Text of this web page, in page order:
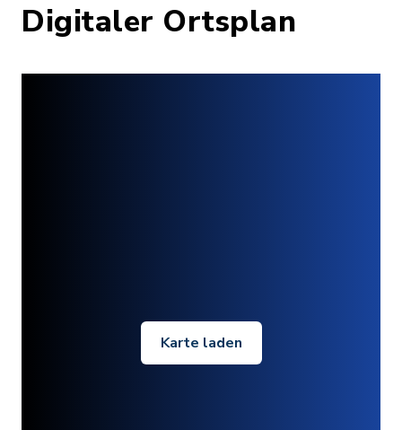
Digitaler Ortsplan
Karte laden